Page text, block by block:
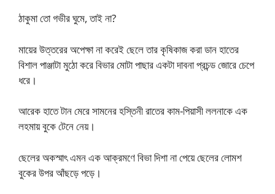
ঠাকুমা তো গভীর ঘুমে, তাই না?
মায়ের উত্তরের অপেক্ষা না করেই ছেলে তার কৃষিকাজ করা ডান হাতের
বিশাল পাঞ্জাটা মুঠো করে বিভার মোটা পাছার একটা দাবনা প্রচন্ড জোরে চেপে
ধরে।
আরেক হাতে টান মেরে সামনের হস্তিনী রাতের কাম-পিয়াসী ললনাকে এক
লহমায় বুকে টেনে নেয়।
ছেলের অকস্মাৎ এমন এক আক্রমণে বিভা দিশা না পেয়ে ছেলের লোমশ
বুকের উপর আঁছড়ে পড়ে।